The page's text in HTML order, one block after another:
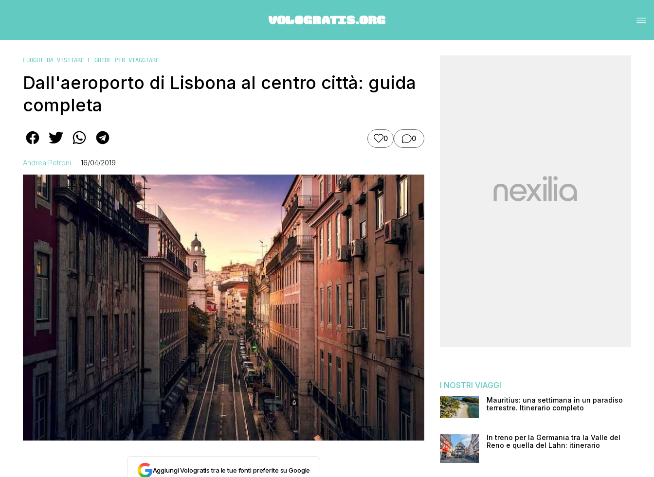
LUOGHI DA VISITARE E GUIDE PER VIAGGIARE
Dall'aeroporto di Lisbona al centro città: guida
completa
0 0
Andrea Petroni 16/04/2019
Aggiungi Vologratis tra le tue fonti preferite su Google
I NOSTRI VIAGGI
Mauritius: una settimana in un paradiso
terrestre. Itinerario completo
In treno per la Germania tra la Valle del
Reno e quella del Lahn: itinerario